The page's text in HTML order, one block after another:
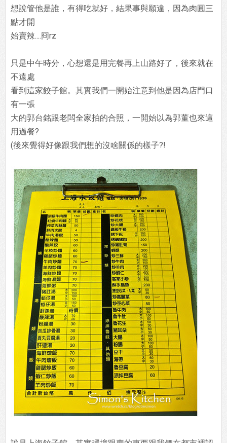
想說管他是誰，有得吃就好，結果事與願違，因為肉圓三
點才開
始賣辣....冏rz
只是中午時分，心想還是用完餐再上山路好了，後來就在
不遠處
看到這家餃子館。其實我們一開始注意到他是因為店門口
有一張
大的郭台銘跟老闆全家拍的合照，一開始以為郭董也來這
用過餐?
(後來覺得好像跟我們想的沒啥關係的樣子?!